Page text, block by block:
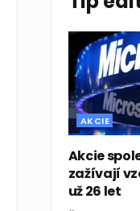
AKCIE
Akcie
zažívají
už 26 let